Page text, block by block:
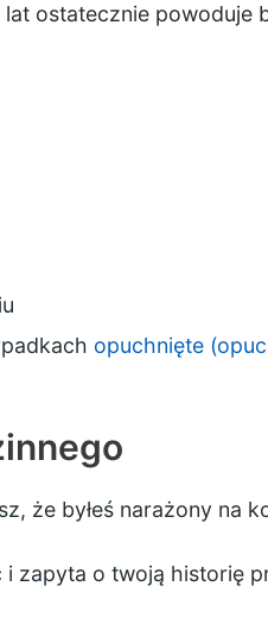
ostatecznie powoduje
opuchnięte
że byłeś narażony na
i zapyta o twoją historię